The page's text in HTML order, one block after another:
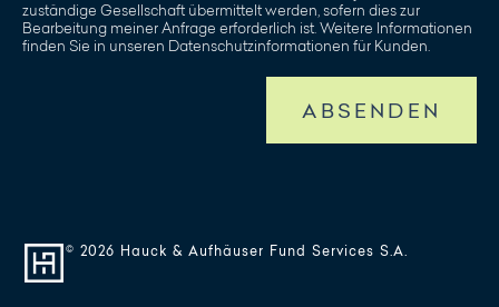
zuständige Gesellschaft übermittelt werden, sofern dies zur
Bearbeitung meiner Anfrage erforderlich ist. Weitere Informationen
finden Sie in unseren Datenschutzinformationen für Kunden.
ABSENDEN
© 2026 Hauck & Aufhäuser Fund Services S.A.